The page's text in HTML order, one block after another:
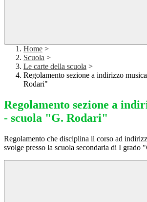
Home >
Scuola >
Le carte della scuola >
Regolamento sezione a indirizzo
Rodari"
Regolamento sezione a
- scuola "G. Rodari"
Regolamento che disciplina il corso ad
svolge presso la scuola secondaria di I grado